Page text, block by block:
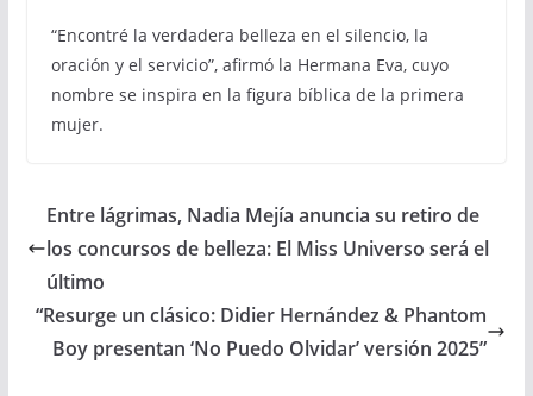
“Encontré la verdadera belleza en el silencio, la
oración y el servicio”, afirmó la Hermana Eva, cuyo
nombre se inspira en la figura bíblica de la primera
mujer.
Entre lágrimas, Nadia Mejía anuncia su retiro de
los concursos de belleza: El Miss Universo será el
último
“Resurge un clásico: Didier Hernández & Phantom
Boy presentan ‘No Puedo Olvidar’ versión 2025”